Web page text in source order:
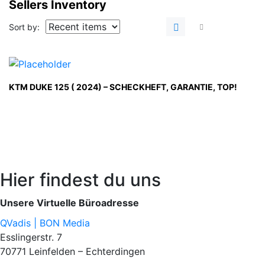
Sellers Inventory
Sort by:
KTM DUKE 125 ( 2024) – SCHECKHEFT, GARANTIE, TOP!
Hier findest du uns
Unsere Virtuelle Büroadresse
QVadis | BON Media
Esslingerstr. 7
70771 Leinfelden – Echterdingen